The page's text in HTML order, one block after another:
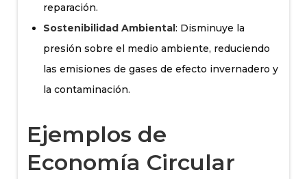
reparación.
Sostenibilidad Ambiental: Disminuye la
presión sobre el medio ambiente, reduciendo
las emisiones de gases de efecto invernadero y
la contaminación.
Ejemplos de
Economía Circular